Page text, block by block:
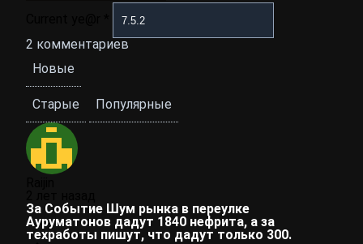
2 комментариев
Новые
Старые Популярные
За Событие Шум рынка в переулке
Ауруматонов дадут 1840 нефрита, а за
техработы пишут, что дадут только 300.